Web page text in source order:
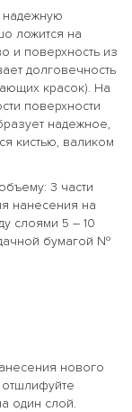
надежную
ложится на
и поверхность из
долговечность
красок). На
поверхности
надежное,
кистью, валиком
3 части
нанесения на
слоями 5 – 10
бумагой №
нового
один слой.